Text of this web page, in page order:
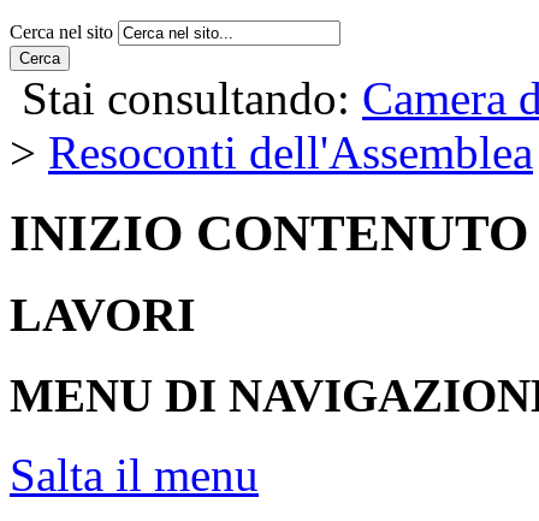
Cerca nel sito
Cerca
Stai consultando: Camera
> Resoconti dell'Assemblea
INIZIO CONTENUTO
LAVORI
MENU DI
Salta il menu